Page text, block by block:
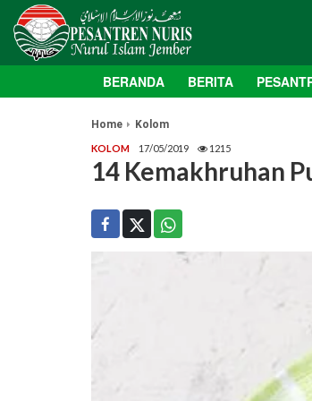
BERANDA BERITA
Home Kolom
KOLOM 17/05/2019 1215
14 Kemakhruhan